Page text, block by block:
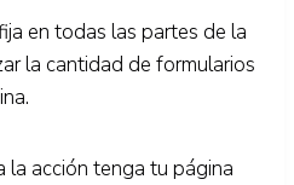
en todas las partes de la
la cantidad de formularios
la acción tenga tu página